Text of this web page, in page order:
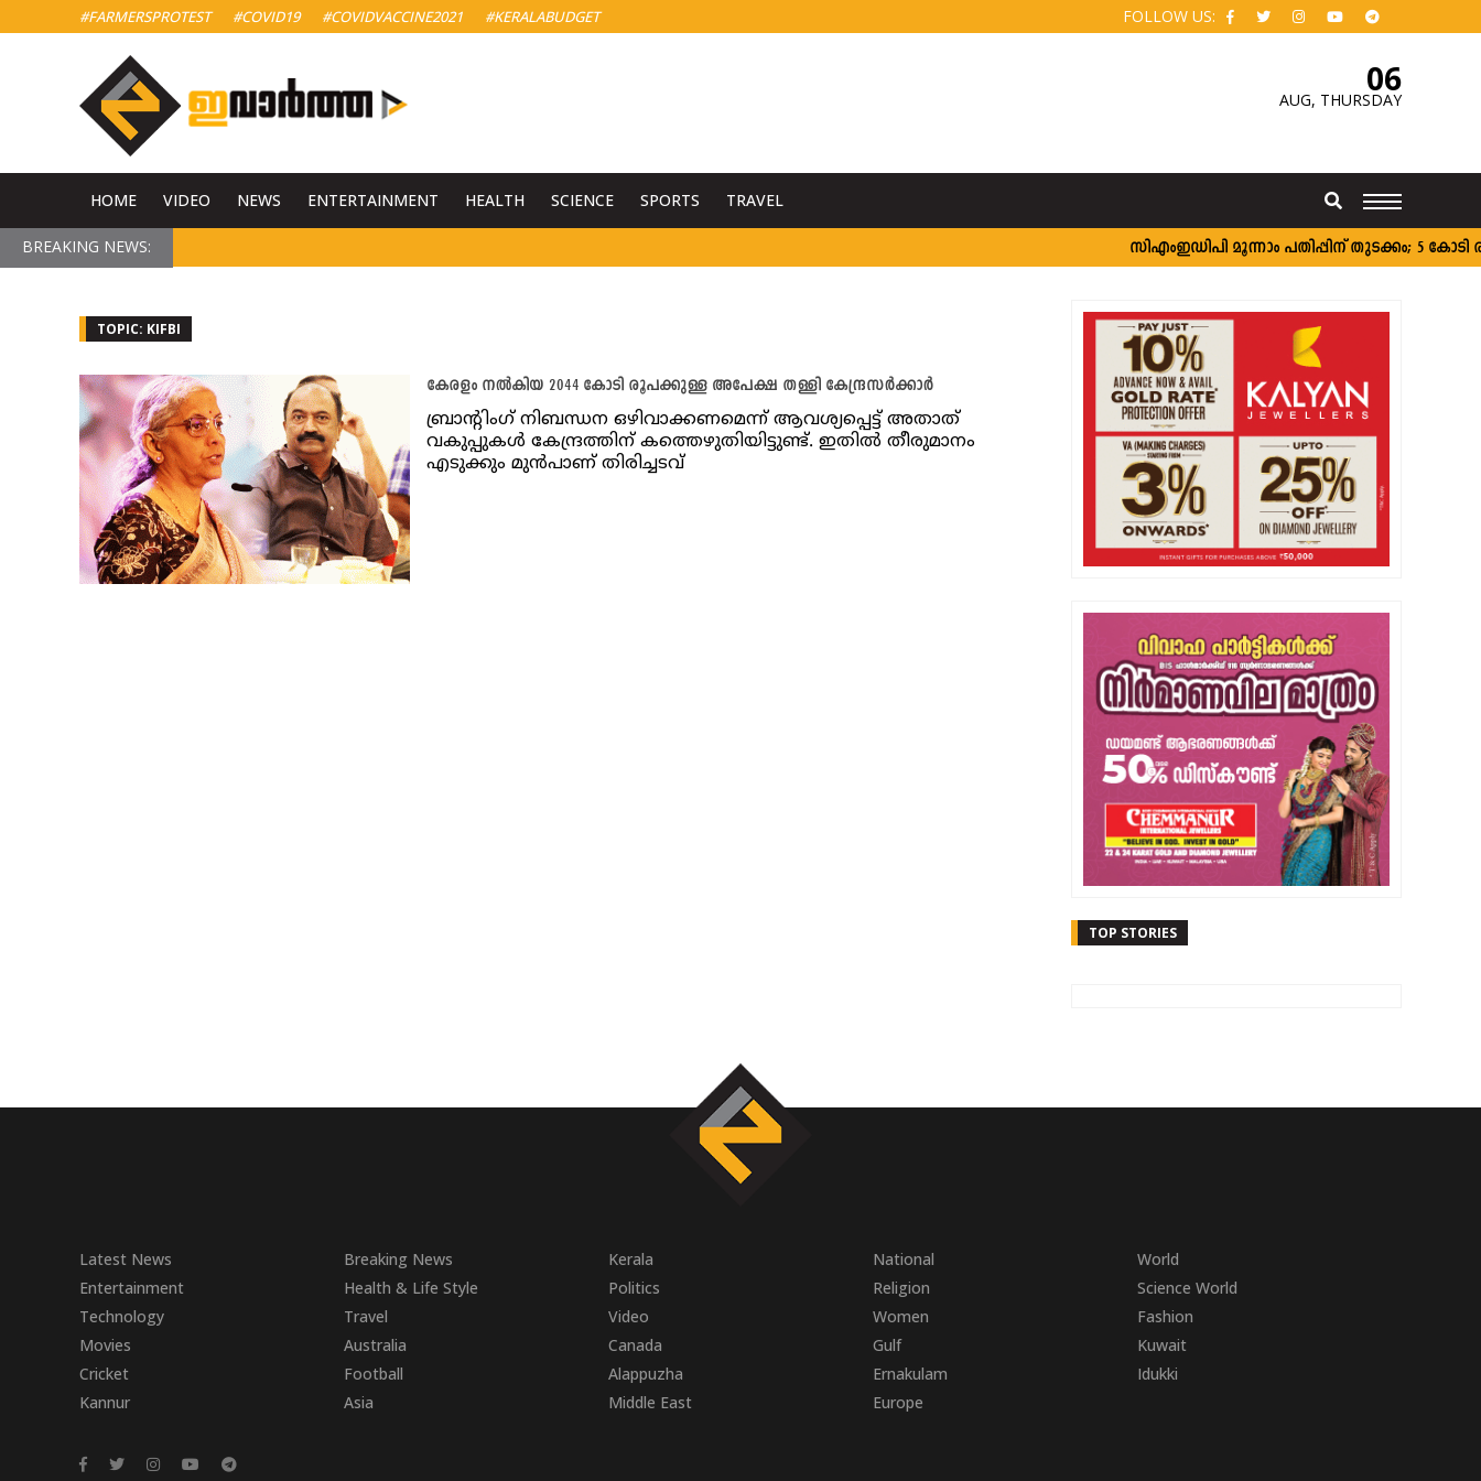
#FARMERSPROTEST #COVID19 #COVIDVACCINE2021 #KERALABUDGET FOLLOW US:
06
AUG, THURSDAY
HOME VIDEO NEWS ENTERTAINMENT HEALTH SCIENCE SPORTS TRAVEL
BREAKING NEWS: സി‌എംഇഡിപി മൂന്നാം പതിപ്പിന് തുടക്കം; 5 കോടി
TOPIC: KIFBI
കേരളം നൽകിയ 2044 കോടി രൂപക്കുള്ള അപേക്ഷ തള്ളി കേന്ദ്രസർക്കാർ
ബ്രാന്‍റിംഗ് നിബന്ധന ഒഴിവാക്കണമെന്ന് ആവശ്യപ്പെട്ട് അതാത്
വകുപ്പുകൾ കേന്ദ്രത്തിന് കത്തെഴുതിയിട്ടുണ്ട്. ഇതിൽ തീരുമാനം
എടുക്കും മുൻപാണ് തിരിച്ചടവ്
TOP STORIES
Latest News Breaking News Kerala National
World
Entertainment
Health & Life Style Politics Religion
Science World
Technology
Travel Video Women
Fashion
Movies
Australia Canada Gulf
Kuwait
Cricket
Football Alappuzha Ernakulam
Idukki
Kannur
Asia Middle East Europe